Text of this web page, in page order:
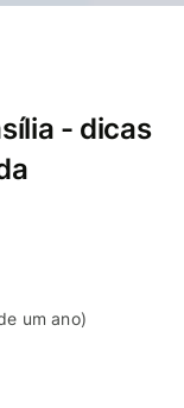
- dicas
um ano)